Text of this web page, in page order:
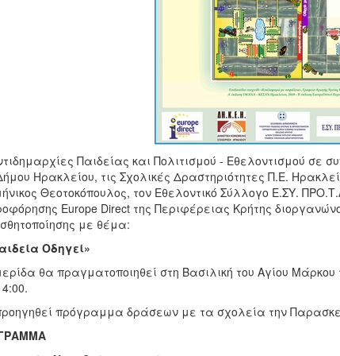
Παιδείας και Πολιτισμού - Εθελοντισμού
Ηρακλείου, τις Σχολικές Δραστηριότητες Π.Ε.
Θεοτοκόπουλος, τον Εθελοντικό Σύλλογο Ε.ΣΥ.
Europe Direct της Περιφέρειας Κρήτης
με θέμα:
Οδηγεί»
θα πραγματοποιηθεί στη Βασιλική του Αγίου
πρόγραμμα δράσεων με τα σχολεία την